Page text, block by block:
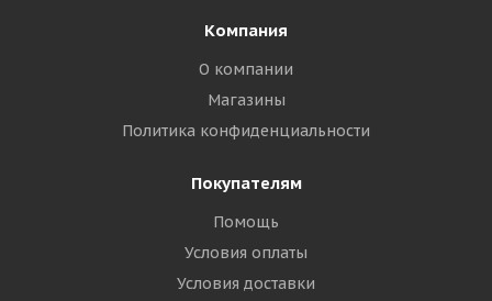
Компания
О компании
Магазины
Политика конфиденциальности
Покупателям
Помощь
Условия оплаты
Условия доставки